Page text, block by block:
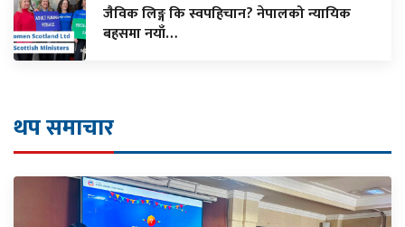
जैविक लिङ्ग कि स्वपहिचान? नेपालको न्यायिक
बहसमा नयाँ…
थप समाचार